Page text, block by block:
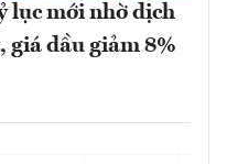
lục mới nhờ dịch
giá dầu giảm 8%